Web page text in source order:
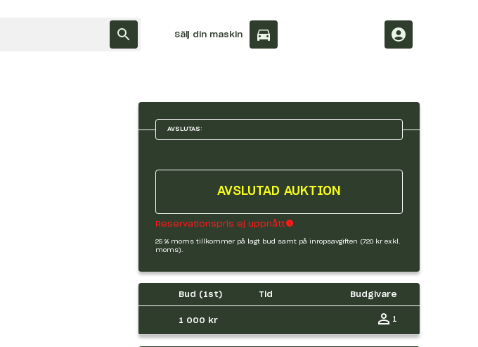
Sälj din maskin
AVSLUTAS:
AVSLUTAD AUKTION
Reservationspris ej uppnått
25 % moms tillkommer på lagt bud samt på inropsavgiften (720 kr exkl.
moms).
Bud (1st) Tid Budgivare
1 000 kr 1